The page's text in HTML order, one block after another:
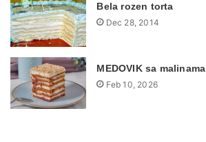
Bela rozen torta
Dec 28, 2014
MEDOVIK sa malinama
Feb 10, 2026